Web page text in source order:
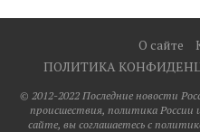
О сайте
ПОЛИТИКА
© 2012-2022 Последние новости
происшествия, политика
сайте, вы соглашаетесь с